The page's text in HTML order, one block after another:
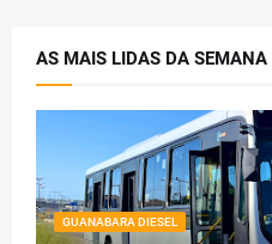
AS MAIS LIDAS DA SEMANA
GUANABARA DIESEL